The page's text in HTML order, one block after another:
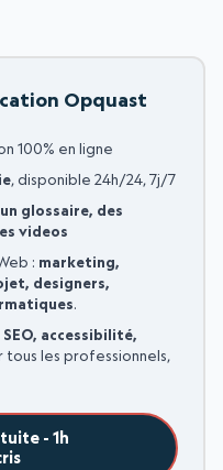
Opquast
100% en ligne
, disponible 24h/24, 7j/7
glossaire, des
videos
: marketing,
designers,
.
SEO, accessibilité,
les professionnels,
- 1h